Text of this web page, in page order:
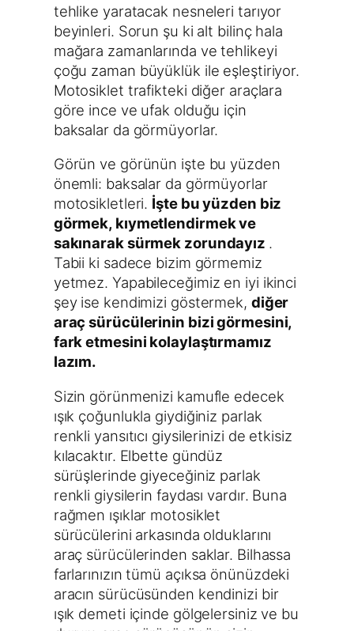
tehlike yaratacak nesneleri tarıyor
beyinleri. Sorun şu ki alt bilinç hala
mağara zamanlarında ve tehlikeyi
çoğu zaman büyüklük ile eşleştiriyor.
Motosiklet trafikteki diğer araçlara
göre ince ve ufak olduğu için
baksalar da görmüyorlar.
Görün ve görünün işte bu yüzden
önemli: baksalar da görmüyorlar
motosikletleri. İşte bu yüzden biz
görmek, kıymetlendirmek ve
sakınarak sürmek zorundayız .
Tabii ki sadece bizim görmemiz
yetmez. Yapabileceğimiz en iyi ikinci
şey ise kendimizi göstermek, diğer
araç sürücülerinin bizi görmesini,
fark etmesini kolaylaştırmamız
lazım.
Sizin görünmenizi kamufle edecek
ışık çoğunlukla giydiğiniz parlak
renkli yansıtıcı giysilerinizi de etkisiz
kılacaktır. Elbette gündüz
sürüşlerinde giyeceğiniz parlak
renkli giysilerin faydası vardır. Buna
rağmen ışıklar motosiklet
sürücülerini arkasında olduklarını
araç sürücülerinden saklar. Bilhassa
farlarınızın tümü açıksa önünüzdeki
aracın sürücüsünden kendinizi bir
ışık demeti içinde gölgelersiniz ve bu